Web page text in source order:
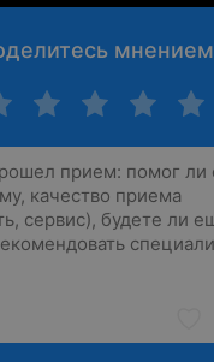
мнением